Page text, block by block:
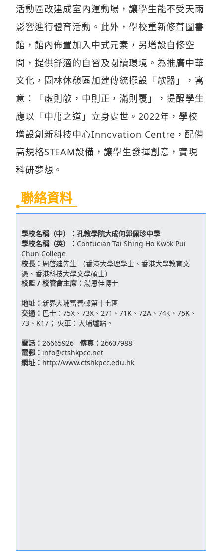
活動區改建成室內運動場，讓學生能不受天雨
影響進行體育活動。此外，學校重新修葺圖書
館，館內佈置加入中式元素，另增設自修空
間，提供舒適的自習及閱讀環境。為推廣中華
文化，園林休憩區加建傳統擺設「欹器」，寓
意：「虛則欹，中則正，滿則覆」，提醒學生
應以「中庸之道」立身處世。2022年，學校
增設創新科技中心Innovation Centre，配備
高規格STEAM設備，讓學生發揮創意，實現
科研夢想。
聯絡資料
學校名稱（中）： 孔教學院大成何郭佩珍中學
學校名稱（英）： Confucian Tai Shing Ho Kwok Pui
Chun College
校長： 周啓廸先生 （香港大學理學士、香港大學教育文
憑、香港科技大學文學碩士）
校監 / 校管會主席： 湯恩佳博士
地址： 新界大埔富善邨第十七區
交通： 巴士：75X、73X、271、71K、72A、74K、75K、
73、K17； 火車：大埔墟站。
電話： 26665926 傳真： 26607988
電郵： info@ctshkpcc.net
網址： http://www.ctshkpcc.edu.hk